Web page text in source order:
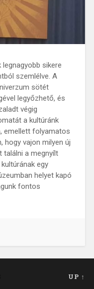
sikere
szemlélve. A
sötét
legyőzhető, és
végig
a kultúránk
emellett folyamatos
hogy vajon milyen új
találni a megnyílt
egy
helyet kapó
fontos
UP ↑